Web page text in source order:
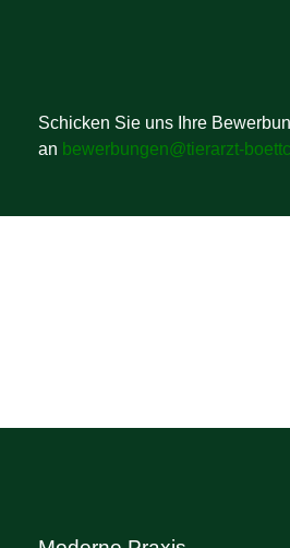
Schicken Sie uns Ihre
an bewerbungen@tierarzt-